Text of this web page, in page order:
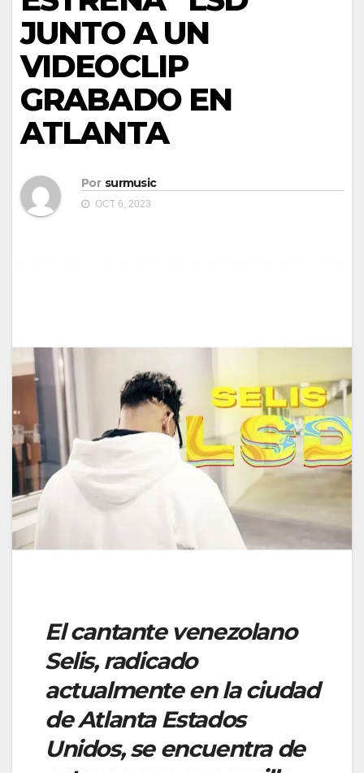
JUNTO A UN
VIDEOCLIP
GRABADO EN
ATLANTA
Por surmusic
OCT 6, 2023
El cantante venezolano
Selis, radicado
actualmente en la ciudad
de Atlanta Estados
Unidos, se encuentra de